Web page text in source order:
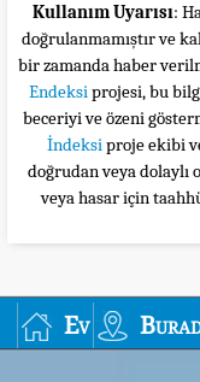
Kullanım Uyarısı:
doğrulanmamıştır ve
bir zamanda haber
Endeksiprojesi, bu
beceriyi ve özeni
İndeksiproje ekibi
doğrudan veya dolaylı
veya hasar için
Ev